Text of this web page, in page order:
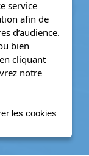
service
afin de
d’audience.
bien
cliquant
notre
les cookies